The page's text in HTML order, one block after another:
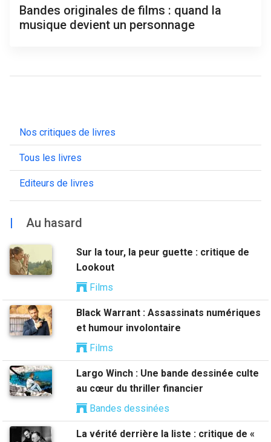
Bandes originales de films : quand la
musique devient un personnage
Nos critiques de livres
Tous les livres
Editeurs de livres
| Au hasard
Sur la tour, la peur guette : critique de
Lookout
Films
Black Warrant : Assassinats numériques
et humour involontaire
Films
Largo Winch : Une bande dessinée culte
au cœur du thriller financier
Bandes dessinées
La vérité derrière la liste : critique de «